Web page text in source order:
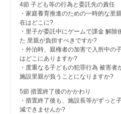
4節 子ども等の行為と委託先の責任
・家庭養育推進のための一時的な里
在はどこに?
・里子が委託中にゲームで課金 解
た 里親が負担すべきですか?
・外泊時、親権者の加害で入所中の
はどこにありますか?
・度重なる子どもの犯罪行為 被害
施設里親が負うことになりますか?
5節 措置終了後のかかわり
・措置終了後も、施設長等がずっと
減できませんか?